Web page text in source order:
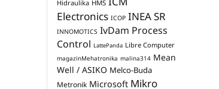
Hidraulika HMS
Electronics ICOP INEA SR
INNOMOTICS IvDam Process
Control LattePanda Libre Computer
magazinMehatronika malina314 Mean
Well / ASIKO Melco-Buda
Metronik Microsoft Mikro